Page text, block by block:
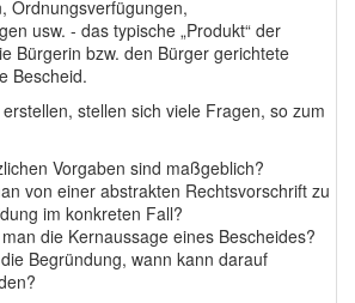
Ordnungsverfügungen,
usw. - das typische „Produkt“ der
Bürgerin bzw. den Bürger gerichtete
Bescheid.
stellen sich viele Fragen, so zum
Vorgaben sind maßgeblich?
von einer abstrakten Rechtsvorschrift zu
im konkreten Fall?
die Kernaussage eines Bescheides?
Begründung, wann kann darauf